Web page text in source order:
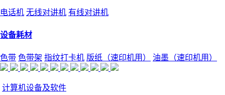
电话机 无线对讲机 有线对讲机
设备耗材
色带 色带架 指纹打卡机 版纸（速印机用） 油墨（速印机用）
计算机设备及软件